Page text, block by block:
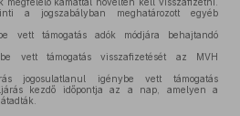
a jogszabályban meghatározott egyéb
vett támogatás adók módjára behajtandó
vett támogatás visszafizetését az MVH
jogosulatlanul igénybe vett támogatás
kezdő időpontja az a nap, amelyen a